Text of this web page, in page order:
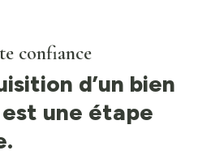
confiance
d’un bien
une étape